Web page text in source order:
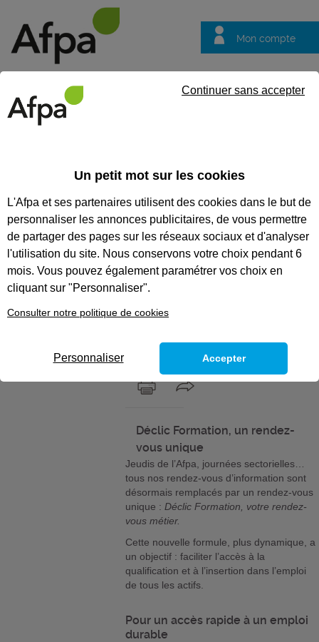
Mon compte
questions
S engager pour l'emploi
Informez vos
candidats
Parce que la formation
professionnelle est complexe,
parce que trouver les bonnes
l’Afpa vous aide à informer vos
service des solutions de proximité.
Déclic Formation, un rendez-
vous unique
Jeudis de l’Afpa, journées sectorielles…
tous nos rendez-vous d’information sont
désormais remplacés par un rendez-vous
unique : Déclic Formation, votre rendez-
vous métier.
Cette nouvelle formule, plus dynamique, a
un objectif : faciliter l’accès à la
qualification et à l’insertion dans l’emploi
de tous les actifs.
Pour un accès rapide à un emploi
durable
Un petit mot sur les cookies
L'Afpa et ses partenaires utilisent des cookies dans le but de
personnaliser les annonces publicitaires, de vous permettre
de partager des pages sur les réseaux sociaux et d'analyser
l'utilisation du site. Nous conservons votre choix pendant 6
mois. Vous pouvez également paramétrer vos choix en
cliquant sur "Personnaliser".
Consulter notre politique de cookies
Continuer sans accepter
Personnaliser Accepter